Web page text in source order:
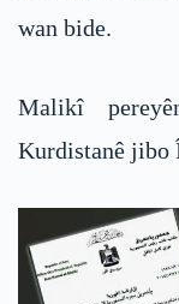
wan bide.
Malikî
Kurdistanê jibo